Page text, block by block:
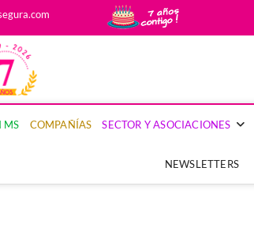
MS COMPAÑÍAS SECTOR Y ASOCIACIONES
NEWSLETTERS